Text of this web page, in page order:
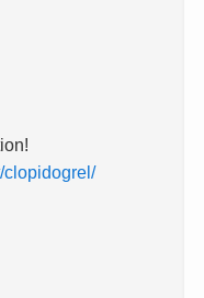
clopidogrel/